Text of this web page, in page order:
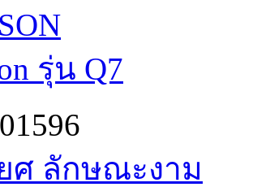
รุ่น Q7
ศ ลักษณะงาม